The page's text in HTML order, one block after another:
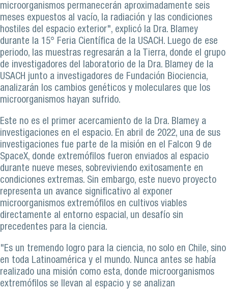
microorganismos permanecerán aproximadamente seis
meses expuestos al vacío, la radiación y las condiciones
hostiles del espacio exterior", explicó la Dra. Blamey
durante la 15° Feria Científica de la USACH. Luego de ese
periodo, las muestras regresarán a la Tierra, donde el grupo
de investigadores del laboratorio de la Dra. Blamey de la
USACH junto a investigadores de Fundación Biociencia,
analizarán los cambios genéticos y moleculares que los
microorganismos hayan sufrido.
Este no es el primer acercamiento de la Dra. Blamey a
investigaciones en el espacio. En abril de 2022, una de sus
investigaciones fue parte de la misión en el Falcon 9 de
SpaceX, donde extremófilos fueron enviados al espacio
durante nueve meses, sobreviviendo exitosamente en
condiciones extremas. Sin embargo, este nuevo proyecto
representa un avance significativo al exponer
microorganismos extremófilos en cultivos viables
directamente al entorno espacial, un desafío sin
precedentes para la ciencia.
"Es un tremendo logro para la ciencia, no solo en Chile, sino
en toda Latinoamérica y el mundo. Nunca antes se había
realizado una misión como esta, donde microorganismos
extremófilos se llevan al espacio y se analizan